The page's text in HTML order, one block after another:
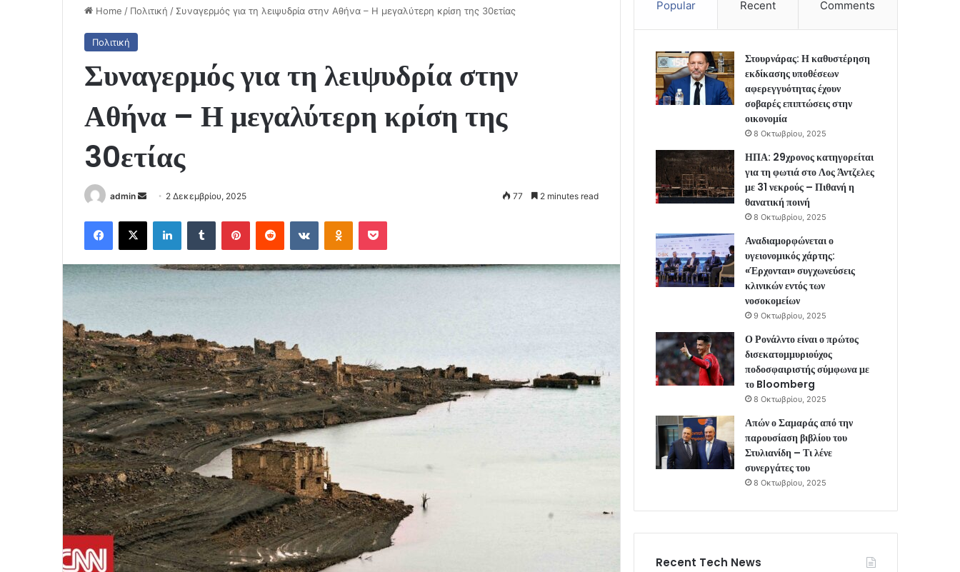
Home / Πολιτική / Συναγερμός για τη λειψυδρία στην Αθήνα – Η μεγαλύτερη κρίση της 30ετίας
Πολιτική
Συναγερμός για τη λειψυδρία στην
Αθήνα – Η μεγαλύτερη κρίση της
30ετίας
admin
Send
email
2 Δεκεμβρίου, 2025 77 2 minutes read
Facebook
X LinkedInTumblr PinterestReddit VKontakteOdnoklassniki
Pocket
Popular Recent Comments
Στουρνάρας: Η καθυστέρηση
εκδίκασης υποθέσεων
αφερεγγυότητας έχουν
σοβαρές επιπτώσεις στην
οικονομία
8 Οκτωβρίου, 2025
ΗΠΑ: 29χρονος κατηγορείται
για τη φωτιά στο Λος Άντζελες
με 31 νεκρούς – Πιθανή η
θανατική ποινή
8 Οκτωβρίου, 2025
Αναδιαμορφώνεται ο
υγειονομικός χάρτης:
«Έρχονται» συγχωνεύσεις
κλινικών εντός των
νοσοκομείων
9 Οκτωβρίου, 2025
Ο Ρονάλντο είναι ο πρώτος
δισεκατομμυριούχος
ποδοσφαιριστής σύμφωνα με
το Bloomberg
8 Οκτωβρίου, 2025
Απών ο Σαμαράς από την
παρουσίαση βιβλίου του
Στυλιανίδη – Τι λένε
συνεργάτες του
8 Οκτωβρίου, 2025
Recent Tech News